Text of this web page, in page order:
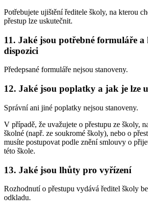
Potřebujete ujištění ředitele školy, na kterou
přestup lze uskutečnit.
11. Jaké jsou potřebné formuláře a
dispozici
Předepsané formuláře nejsou stanoveny.
12. Jaké jsou poplatky a jak je lze
Správní ani jiné poplatky nejsou stanoveny.
V případě, že uvažujete o přestupu ze školy,
školné (např. ze soukromé školy), nebo o
musíte postupovat podle znění smlouvy o
této škole.
13. Jaké jsou lhůty pro vyřízení
Rozhodnutí o přestupu vydává ředitel školy
odkladu.